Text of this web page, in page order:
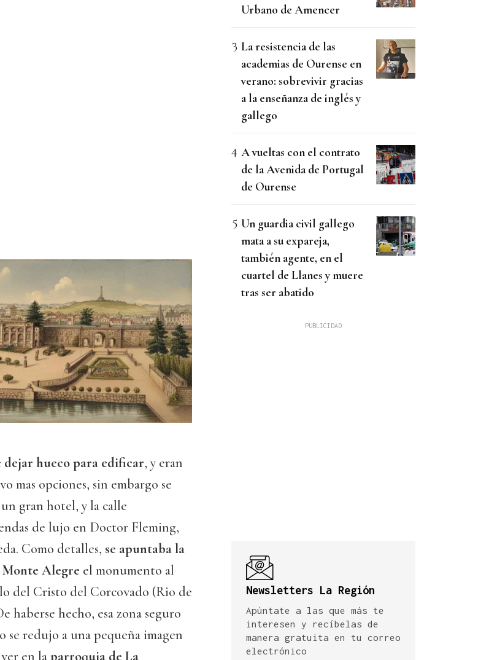
hueco para edificar, y eran
mas opciones, sin embargo se
gran hotel, y la calle
de lujo en Doctor Fleming,
Como detalles, se apuntaba la
Alegre el monumento al
del Cristo del Corcovado (Rio de
haberse hecho, esa zona seguro
se redujo a una pequeña imagen
en laparroquia de La
Urbano de Amencer
La resistencia de las
academias de Ourense en
verano: sobrevivir gracias
a la enseñanza de inglés y
gallego
A vueltas con el contrato
de la Avenida de Portugal
de Ourense
Un guardia civil gallego
mata a su expareja,
también agente, en el
cuartel de Llanes y muere
tras ser abatido
Newsletters La Región
Apúntate a las que más te
interesen y recíbelas de
manera gratuita en tu correo
electrónico